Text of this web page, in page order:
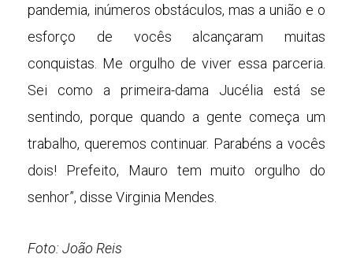
pandemia, inúmeros obstáculos, mas a união e o
esforço de vocês alcançaram muitas
conquistas. Me orgulho de viver essa parceria.
Sei como a primeira-dama Jucélia está se
sentindo, porque quando a gente começa um
trabalho, queremos continuar. Parabéns a vocês
dois! Prefeito, Mauro tem muito orgulho do
senhor”, disse Virginia Mendes.
Foto: João Reis